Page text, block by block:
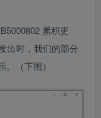
累积更
出时，我们的部分
（下图）